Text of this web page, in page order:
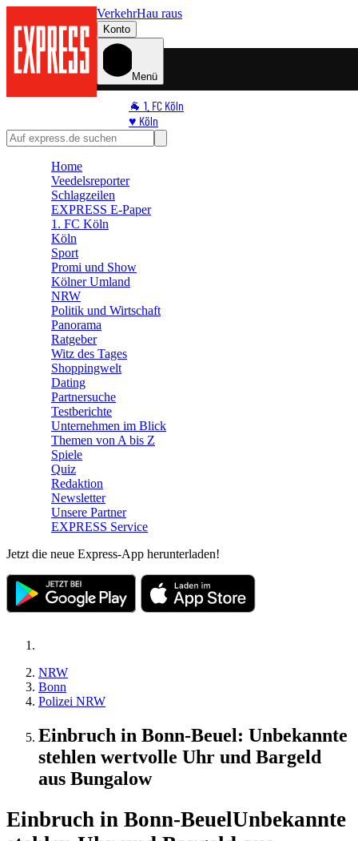
VerkehrHau raus
Konto
Menü
🐐 1. FC Köln
♥️ Köln
⭐ Promi
🛒 Shoppingwelt
Home
Veedelsreporter
Schlagzeilen
EXPRESS E-Paper
1. FC Köln
Köln
Sport
Promi und Show
Kölner Umland
NRW
Politik und Wirtschaft
Panorama
Ratgeber
Witz des Tages
Shoppingwelt
Dating
Partnersuche
Testberichte
Unternehmen im Blick
Themen von A bis Z
Spiele
Quiz
Redaktion
Newsletter
Unsere Partner
EXPRESS Service
Jetzt die neue Express-App herunterladen!
NRW
Bonn
Polizei NRW
Einbruch in Bonn-Beuel: Unbekannte
stehlen wertvolle Uhr und Bargeld
aus Bungalow
Einbruch in Bonn-BeuelUnbekannte